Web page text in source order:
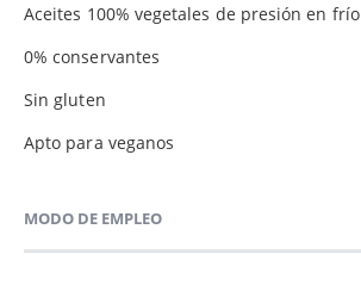
Aceites 100% vegetales de presión en frío
0% conservantes
Sin gluten
Apto para veganos
MODO DE EMPLEO